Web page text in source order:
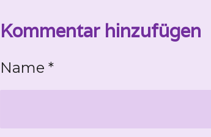
l
l
n
l
Kommentar hinzufügen
Name *